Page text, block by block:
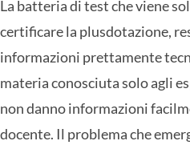
La batteria di test che viene
certificare la plusdotazione,
informazioni prettamente
materia conosciuta solo agli
non danno informazioni
docente. Il problema che